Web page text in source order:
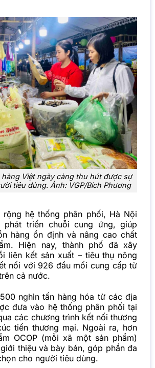
hàng Việt ngày càng thu hút được sự
tiêu dùng. Ảnh: VGP/Bích Phương
rộng hệ thống phân phối, Hà Nội
phát triển chuỗi cung ứng, giúp
hàng ổn định và nâng cao chất
Hiện nay, thành phố đã xây
liên kết sản xuất – tiêu thụ nông
nối với 926 đầu mối cung cấp từ
cả nước.
nghìn tấn hàng hóa từ các địa
đưa vào hệ thống phân phối tại
các chương trình kết nối thương
tiến thương mại. Ngoài ra, hơn
OCOP (mỗi xã một sản phẩm)
thiệu và bày bán, góp phần đa
cho người tiêu dùng.